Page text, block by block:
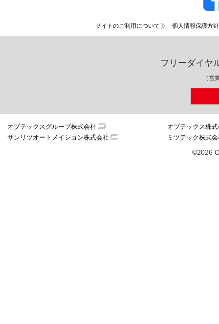
サイトのご利用について 個人情報保護方針
フリーダイヤ
（営
オプテックスグループ株式会社
オプテックス株
サンリツオートメイション株式会社
ミツテック株式
©2026